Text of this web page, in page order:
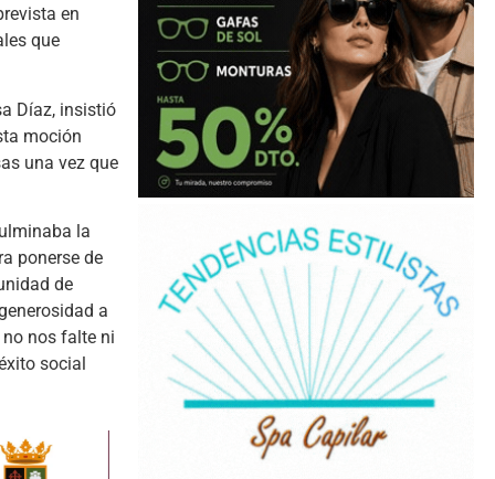
en
que
Díaz, insistió
moción
una vez que
la
ponerse de
de
a
nos falte ni
social